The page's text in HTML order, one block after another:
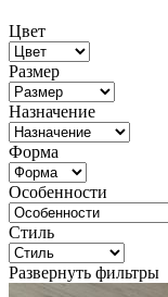
Цвет
Размер
Назначение
Форма
Особенности
Стиль
Развернуть фильтры